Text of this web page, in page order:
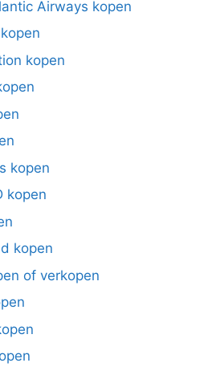
Airways kopen
kopen
kopen
kopen
kopen
of verkopen